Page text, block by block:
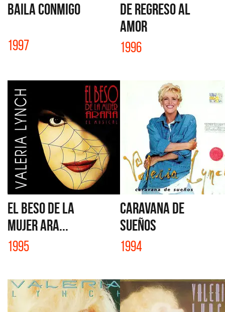
BAILA CONMIGO
1997
DE REGRESO AL
AMOR
1996
EL BESO DE LA
MUJER ARA...
1995
CARAVANA DE
SUEÑOS
1994